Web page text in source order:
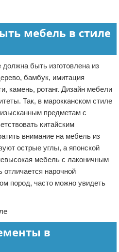
мебель в стиле
быть изготовлена из
бамбук, имитация
камень, ротанг. Дизайн мебели
Так, в марокканском стиле
предметам с
китайским
внимание на мебель из
острые углы, а японской
мебель с лаконичным
отличается нарочной
пород, часто можно увидеть
в